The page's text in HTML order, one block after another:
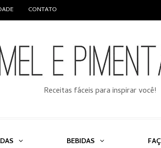
CONTATO
Receitas fáceis para inspirar você!
BEBIDAS